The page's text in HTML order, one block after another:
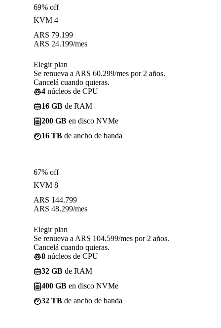
69% off
KVM 4
ARS 79.199
ARS 24.199/mes
Elegir plan
Se renueva a ARS 60.299/mes por 2 años.
Cancelá cuando quieras.
4 núcleos de CPU
16 GB de RAM
200 GB en disco NVMe
16 TB de ancho de banda
67% off
KVM 8
ARS 144.799
ARS 48.299/mes
Elegir plan
Se renueva a ARS 104.599/mes por 2 años.
Cancelá cuando quieras.
8 núcleos de CPU
32 GB de RAM
400 GB en disco NVMe
32 TB de ancho de banda